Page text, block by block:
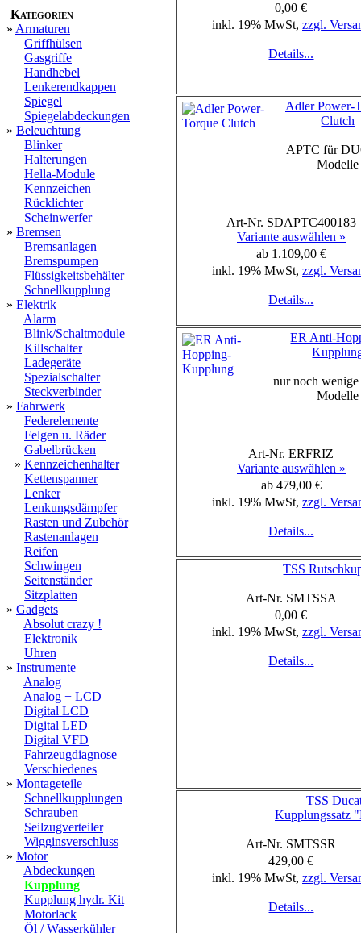
Kategorien
» Armaturen
Griffhülsen
Gasgriffe
Handhebel
Lenkerendkappen
Spiegel
Spiegelabdeckungen
» Beleuchtung
Blinker
Halterungen
Hella-Module
Kennzeichen
Rücklichter
Scheinwerfer
» Bremsen
Bremsanlagen
Bremspumpen
Flüssigkeitsbehälter
Schnellkupplung
» Elektrik
Alarm
Blink/Schaltmodule
Killschalter
Ladegeräte
Spezialschalter
Steckverbinder
» Fahrwerk
Federelemente
Felgen u. Räder
Gabelbrücken
» Kennzeichenhalter
Kettenspanner
Lenker
Lenkungsdämpfer
Rasten und Zubehör
Rastenanlagen
Reifen
Schwingen
Seitenständer
Sitzplatten
» Gadgets
Absolut crazy !
Elektronik
Uhren
» Instrumente
Analog
Analog + LCD
Digital LCD
Digital LED
Digital VFD
Fahrzeugdiagnose
Verschiedenes
» Montageteile
Schnellkupplungen
Schrauben
Seilzugverteiler
Wigginsverschluss
» Motor
Abdeckungen
Kupplung
Kupplung hydr. Kit
Motorlack
Öl / Wasserkühler
0,00 €
inkl. 19% MwSt, zzgl.
Details...
Adler Power-
Clutch
APTC für
Modelle
Art-Nr. SDAPTC400183
Variante auswählen »
ab 1.109,00 €
inkl. 19% MwSt, zzgl.
Details...
ER Anti-
nur noch wenige
Modelle
Art-Nr. ERFRIZ
Variante auswählen »
ab 479,00 €
inkl. 19% MwSt, zzgl.
Details...
TSS
Art-Nr. SMTSSA
0,00 €
inkl. 19% MwSt, zzgl.
Details...
TSS
Kupplungssatz
Art-Nr. SMTSSR
429,00 €
inkl. 19% MwSt, zzgl.
Details...